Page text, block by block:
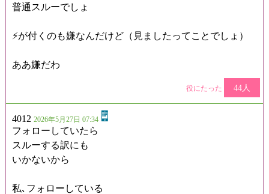
普通スルーでしょ
⚡が付くのも嫌なんだけど（見ましたってことでしょ）
ああ嫌だわ
役にたった 44人
4012 2026年5月27日 07:34
フォローしていたら
スルーする訳にも
いかないから
私､フォローしている